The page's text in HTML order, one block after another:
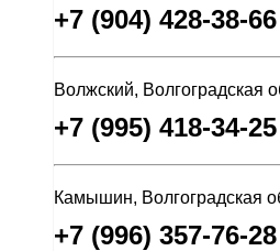
+7 (904) 428-38-66
Волжский, Волгоградская
+7 (995) 418-34-25
Камышин, Волгоградская
+7 (996) 357-76-28